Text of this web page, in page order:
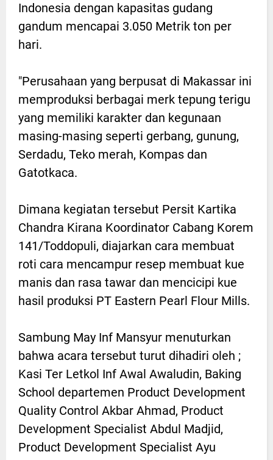
Indonesia dengan kapasitas gudang
gandum mencapai 3.050 Metrik ton per
hari.
"Perusahaan yang berpusat di Makassar ini
memproduksi berbagai merk tepung terigu
yang memiliki karakter dan kegunaan
masing-masing seperti gerbang, gunung,
Serdadu, Teko merah, Kompas dan
Gatotkaca.
Dimana kegiatan tersebut Persit Kartika
Chandra Kirana Koordinator Cabang Korem
141/Toddopuli, diajarkan cara membuat
roti cara mencampur resep membuat kue
manis dan rasa tawar dan mencicipi kue
hasil produksi PT Eastern Pearl Flour Mills.
Sambung May Inf Mansyur menuturkan
bahwa acara tersebut turut dihadiri oleh ;
Kasi Ter Letkol Inf Awal Awaludin, Baking
School departemen Product Development
Quality Control Akbar Ahmad, Product
Development Specialist Abdul Madjid,
Product Development Specialist Ayu